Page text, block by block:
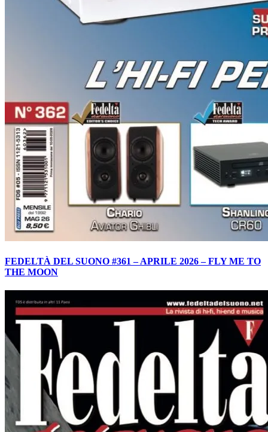
FEDELTÀ DEL SUONO #361 – APRILE 2026 – FLY ME TO
THE MOON